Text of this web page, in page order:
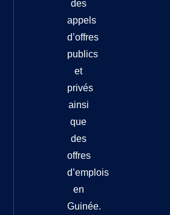
des
appels
d’offres
publics
et
privés
ainsi
que
des
offres
d’emplois
en
Guinée.